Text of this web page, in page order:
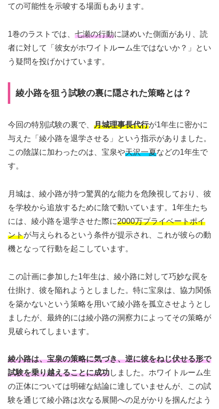
ての可能性を示唆する場面もあります。
1巻のラストでは、 七瀬の行動に謎めいた側面があり、読
者に対して「彼女がホワイトルーム生ではないか？」とい
う疑問を投げかけています。
綾小路を狙う試験の裏に隠された策略とは？
今回の特別試験の裏で、 月城理事長代行が1年生に密かに
与えた「綾小路を退学させる」という指示がありました。
この陰謀に加わったのは、宝泉や天沢一夏などの1年生で
す。
月城は、綾小路が持つ驚異的な能力を危険視しており、彼
を学校から追放するために陰で動いています。1年生たち
には、綾小路を退学させた際に2000万プライベートポイ
ントが与えられるという条件が提示され、これが彼らの動
機となって行動を起こしています。
この計画に参加した1年生は、綾小路に対して巧妙な罠を
仕掛け、彼を陥れようとしました。特に宝泉は、協力関係
を築かないという策略を用いて綾小路を孤立させようとし
ましたが、最終的には綾小路の洞察力によってその策略が
見破られてしまいます。
綾小路は、宝泉の策略に気づき、逆に彼をねじ伏せる形で
試験を乗り越えることに成功しました。ホワイトルーム生
の正体については明確な結論に達していませんが、この試
験を通じて綾小路は次なる展開への足がかりを掴んだよう